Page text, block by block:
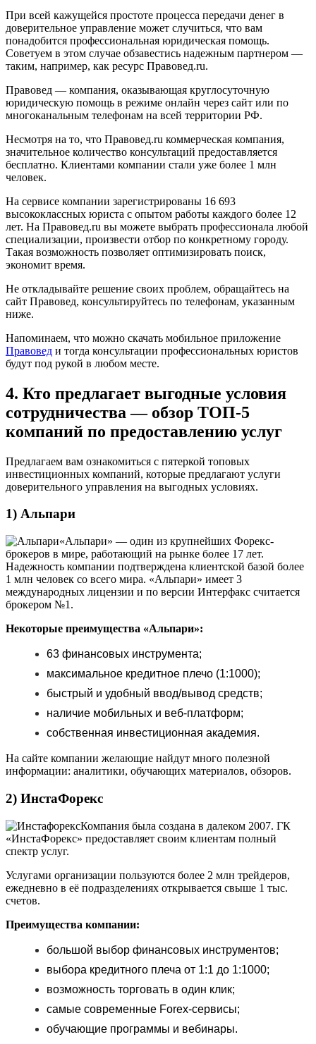
При всей кажущейся простоте процесса передачи денег в
доверительное управление может случиться, что вам
понадобится профессиональная юридическая помощь.
Советуем в этом случае обзавестись надежным партнером —
таким, например, как ресурс Правовед.ru.
Правовед — компания, оказывающая круглосуточную
юридическую помощь в режиме онлайн через сайт или по
многоканальным телефонам на всей территории РФ.
Несмотря на то, что Правовед.ru коммерческая компания,
значительное количество консультаций предоставляется
бесплатно. Клиентами компании стали уже более 1 млн
человек.
На сервисе компании зарегистрированы 16 693
высококлассных юриста с опытом работы каждого более 12
лет. На Правовед.ru вы можете выбрать профессионала любой
специализации, произвести отбор по конкретному городу.
Такая возможность позволяет оптимизировать поиск,
экономит время.
Не откладывайте решение своих проблем, обращайтесь на
сайт Правовед, консультируйтесь по телефонам, указанным
ниже.
Напоминаем, что можно скачать мобильное приложение
Правовед и тогда консультации профессиональных юристов
будут под рукой в любом месте.
4. Кто предлагает выгодные условия
сотрудничества — обзор ТОП-5
компаний по предоставлению услуг
Предлагаем вам ознакомиться с пятеркой топовых
инвестиционных компаний, которые предлагают услуги
доверительного управления на выгодных условиях.
1) Альпари
«Альпари» — один из крупнейших Форекс-
брокеров в мире, работающий на рынке более 17 лет.
Надежность компании подтверждена клиентской базой более
1 млн человек со всего мира. «Альпари» имеет 3
международных лицензии и по версии Интерфакс считается
брокером №1.
Некоторые преимущества «Альпари»:
63 финансовых инструмента;
максимальное кредитное плечо (1:1000);
быстрый и удобный ввод/вывод средств;
наличие мобильных и веб-платформ;
собственная инвестиционная академия.
На сайте компании желающие найдут много полезной
информации: аналитики, обучающих материалов, обзоров.
2) ИнстаФорекс
Компания была создана в далеком 2007. ГК
«ИнстаФорекс» предоставляет своим клиентам полный
спектр услуг.
Услугами организации пользуются более 2 млн трейдеров,
ежедневно в её подразделениях открывается свыше 1 тыс.
счетов.
Преимущества компании:
большой выбор финансовых инструментов;
выбора кредитного плеча от 1:1 до 1:1000;
возможность торговать в один клик;
самые современные Forex-сервисы;
обучающие программы и вебинары.